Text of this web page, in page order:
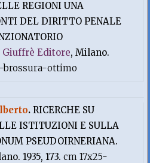
REGIONI UNA
DEL DIRITTO PENALE
Giuffrè Editore, Milano.
brossura-ottimo
.RICERCHE SU
ISTITUZIONI E SULLA
PSEUDOIRNERIANA.
1935, 173.cm 17x25-